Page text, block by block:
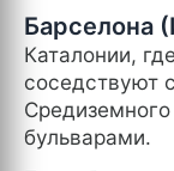
Барселона
Каталонии,
соседствуют
бульварами.